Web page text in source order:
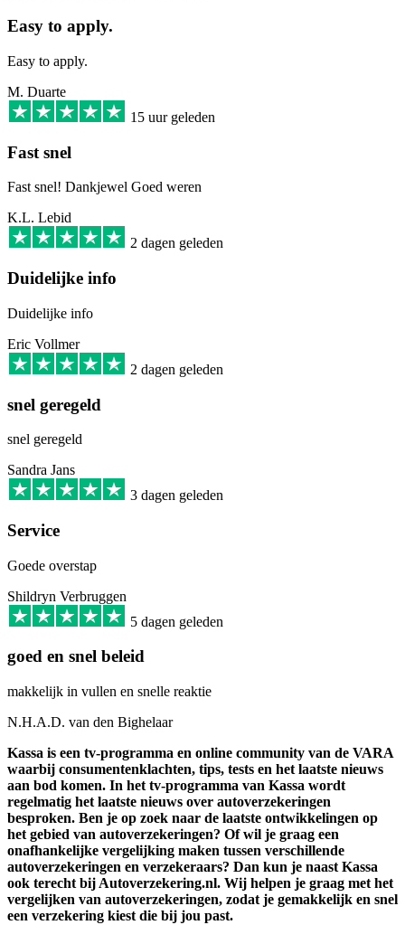
Easy to apply.
Easy to apply.
M. Duarte
15 uur geleden
Fast snel
Fast snel! Dankjewel Goed weren
K.L. Lebid
2 dagen geleden
Duidelijke info
Duidelijke info
Eric Vollmer
2 dagen geleden
snel geregeld
snel geregeld
Sandra Jans
3 dagen geleden
Service
Goede overstap
Shildryn Verbruggen
5 dagen geleden
goed en snel beleid
makkelijk in vullen en snelle reaktie
N.H.A.D. van den Bighelaar
Kassa is een tv-programma en online community van de VARA
waarbij consumentenklachten, tips, tests en het laatste nieuws
aan bod komen. In het tv-programma van Kassa wordt
regelmatig het laatste nieuws over autoverzekeringen
besproken. Ben je op zoek naar de laatste ontwikkelingen op
het gebied van autoverzekeringen? Of wil je graag een
onafhankelijke vergelijking maken tussen verschillende
autoverzekeringen en verzekeraars? Dan kun je naast Kassa
ook terecht bij Autoverzekering.nl. Wij helpen je graag met het
vergelijken van autoverzekeringen, zodat je gemakkelijk en snel
een verzekering kiest die bij jou past.